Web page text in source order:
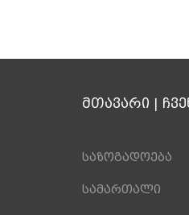
მთავარი |
საზოგადოება
სამართალი